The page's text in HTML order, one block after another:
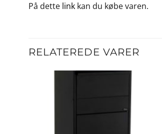
På dette link kan du købe varen.
RELATEREDE VARER